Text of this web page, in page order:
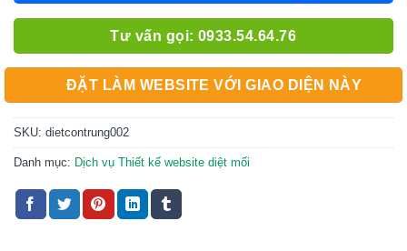
Tư vấn gọi: 0933.54.64.76
ĐẶT LÀM WEBSITE VỚI GIAO DIỆN NÀY
SKU: dietcontrung002
Danh mục: Dịch vụ Thiết kế website diệt mối